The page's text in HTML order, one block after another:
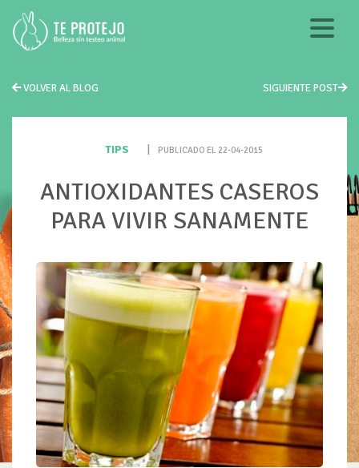
VOLVER AL BLOG SIGUIENTE POST
TIPS PUBLICADO EL 22-04-2015
ANTIOXIDANTES CASEROS
PARA VIVIR SANAMENTE